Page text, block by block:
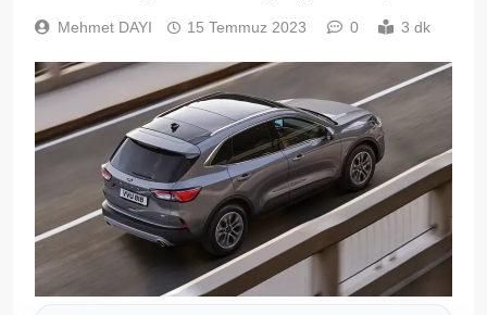
Mehmet DAYI 15 Temmuz 2023 0 3 dk